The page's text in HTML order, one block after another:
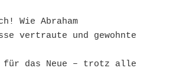
Wie Abraham
vertraute und gewohnte
das Neue – trotz alle